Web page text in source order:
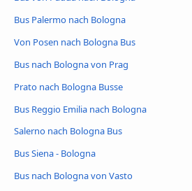
Bus Palermo nach Bologna
Von Posen nach Bologna Bus
Bus nach Bologna von Prag
Prato nach Bologna Busse
Bus Reggio Emilia nach Bologna
Salerno nach Bologna Bus
Bus Siena - Bologna
Bus nach Bologna von Vasto